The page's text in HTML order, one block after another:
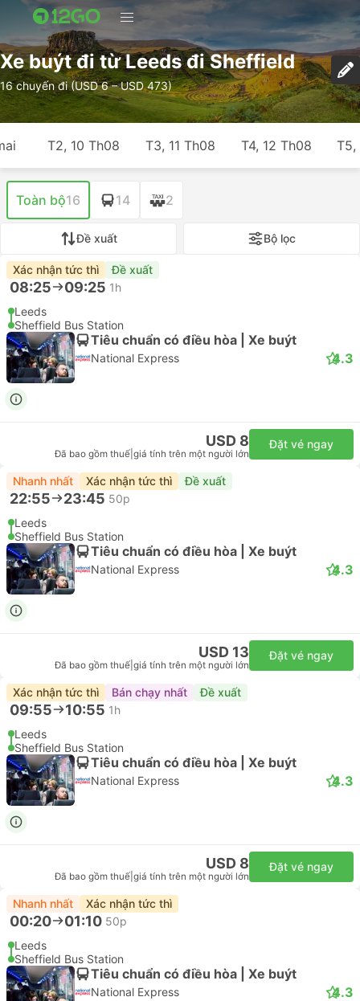
Xe buýt đi từ Leeds đi Sheffield
16 chuyến đi (USD 6 – USD 473)
T2, 10 Th08 T3, 11 Th08 T4, 12 Th08 T5,
Toàn bộ16 14 2
Đề xuất Bộ lọc
Xác nhận tức thì Đề xuất
08:25 09:25 1h
Leeds
Sheffield Bus Station
Tiêu chuẩn có điều hòa | Xe buýt
National Express 4.3
USD 8
Đã bao gồm thuế giá tính trên một người lớn
Đặt vé ngay
Nhanh nhất Xác nhận tức thì Đề xuất
22:55 23:45 50p
Leeds
Sheffield Bus Station
Tiêu chuẩn có điều hòa | Xe buýt
National Express 4.3
USD 13
Đã bao gồm thuế giá tính trên một người lớn
Đặt vé ngay
Xác nhận tức thì Bán chạy nhất Đề xuất
09:55 10:55 1h
Leeds
Sheffield Bus Station
Tiêu chuẩn có điều hòa | Xe buýt
National Express 4.3
USD 8
Đã bao gồm thuế giá tính trên một người lớn
Đặt vé ngay
Nhanh nhất Xác nhận tức thì
00:20 01:10 50p
Leeds
Sheffield Bus Station
Tiêu chuẩn có điều hòa | Xe buýt
National Express 4.3